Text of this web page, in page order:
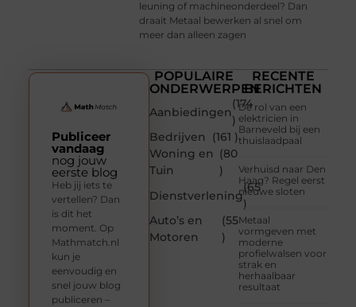
leuning of machineonderdeel? Dan
draait Metaal bewerken al snel om
meer dan alleen zagen
POPULAIRE
ONDERWERPEN
Aanbiedingen
(174
)
Bedrijven
(161 )
Woning en
Tuin
(80
)
Dienstverlening
(65
)
Auto’s en
Motoren
(55
)
RECENTE
BERICHTEN
De rol van een
elektricien in
Barneveld bij een
thuislaadpaal
Verhuisd naar Den
Haag? Regel eerst
nieuwe sloten
Metaal
vormgeven met
moderne
profielwalsen voor
strak en
herhaalbaar
resultaat
Publiceer
vandaag
nog jouw
eerste blog
Heb jij iets te
vertellen? Dan
is dit het
moment. Op
Mathmatch.nl
kun je
eenvoudig en
snel jouw blog
publiceren –